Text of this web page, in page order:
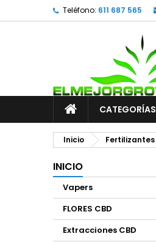
Teléfono: 611 687 565
CATEGORÍAS
Inicio Fertilizantes
INICIO
Vapers
FLORES CBD
Extracciones CBD